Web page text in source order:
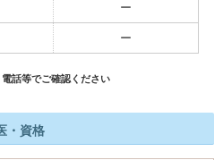
ー
ー
話等でご確認ください
・資格